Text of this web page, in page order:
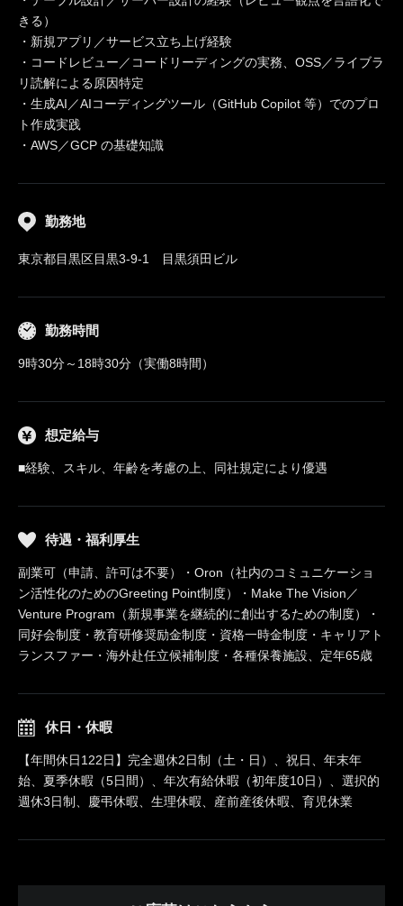
きる）
・新規アプリ／サービス立ち上げ経験
・コードレビュー／コードリーディングの実務、OSS／ライブラ
リ読解による原因特定
・生成AI／AIコーディングツール（GitHub Copilot 等）でのプロ
ト作成実践
・AWS／GCP の基礎知識
勤務地
東京都目黒区目黒3-9-1 目黒須田ビル
勤務時間
9時30分～18時30分（実働8時間）
想定給与
■経験、スキル、年齢を考慮の上、同社規定により優遇
待遇・福利厚生
副業可（申請、許可は不要）・Oron（社内のコミュニケーショ
ン活性化のためのGreeting Point制度）・Make The Vision／
Venture Program（新規事業を継続的に創出するための制度）・
同好会制度・教育研修奨励金制度・資格一時金制度・キャリアト
ランスファー・海外赴任立候補制度・各種保養施設、定年65歳
休日・休暇
【年間休日122日】完全週休2日制（土・日）、祝日、年末年
始、夏季休暇（5日間）、年次有給休暇（初年度10日）、選択的
週休3日制、慶弔休暇、生理休暇、産前産後休暇、育児休業